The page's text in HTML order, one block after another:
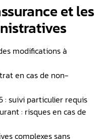
et les
modifications à
en cas de non-
: suivi particulier requis
: risques en cas de
complexes sans